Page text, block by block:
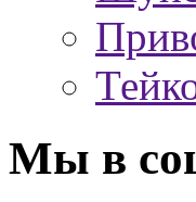
Мы в